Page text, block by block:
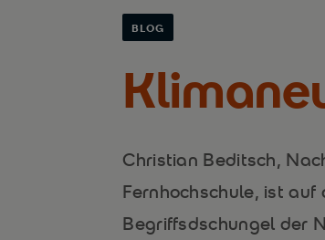
BLOG
Christian Beditsch,
Fernhochschule, ist
Begriffsdschungel der